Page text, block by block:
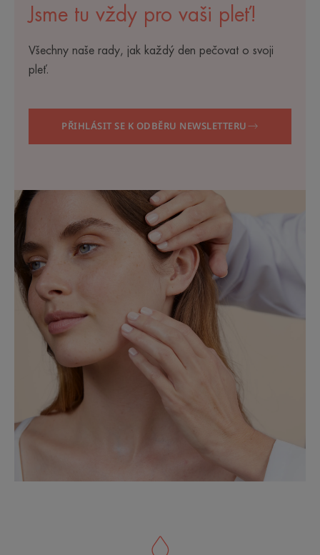
Jsme tu vždy pro vaši pleť!
Všechny naše rady, jak každý den pečovat o svoji
pleť.
PŘIHLÁSIT SE K ODBĚRU NEWSLETTERU